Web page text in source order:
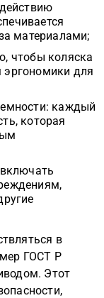
материалами;
чтобы коляска
для
каждый
которая
в
ГОСТ Р
Этот